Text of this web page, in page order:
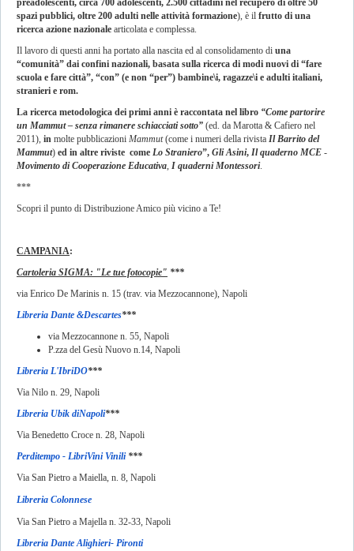
preadolescenti, circa 700 adolescenti, 2.500 cittadini nel recupero di oltre 50
spazi pubblici, oltre 200 adulti nelle attività formazione), è il frutto di una
ricerca azione nazionale articolata e complessa.
Il lavoro di questi anni ha portato alla nascita ed al consolidamento di una
“comunità” dai confini nazionali, basata sulla ricerca di modi nuovi di “fare
scuola e fare città”, “con” (e non “per”) bambine\i, ragazze\i e adulti italiani,
stranieri e rom.
La ricerca metodologica dei primi anni è raccontata nel libro “Come partorire
un Mammut – senza rimanere schiacciati sotto” (ed. da Marotta & Cafiero nel
2011), in molte pubblicazioni Mammut(come i numeri della rivista Il Barrito del
Mammut) ed in altre riviste come Lo Straniero”, Gli Asini, Il quaderno MCE -
Movimento di Cooperazione Educativa, I quaderni Montessori.
***
Scopri il punto di Distribuzione Amico più vicino a Te!
CAMPANIA:
Cartoleria SIGMA: "Le tue fotocopie" ***
via Enrico De Marinis n. 15 (trav. via Mezzocannone), Napoli
Libreria Dante &Descartes***
via Mezzocannone n. 55, Napoli
P.zza del Gesù Nuovo n.14, Napoli
Libreria L'IbriDO***
Via Nilo n. 29, Napoli
Libreria Ubik diNapoli***
Via Benedetto Croce n. 28, Napoli
Perditempo - LibriVini Vinili ***
Via San Pietro a Maiella, n. 8, Napoli
Libreria Colonnese
Via San Pietro a Majella n. 32-33, Napoli
Libreria Dante Alighieri- Pironti